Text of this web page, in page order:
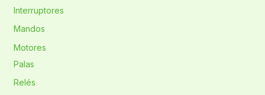
Interruptores
Mandos
Motores
Palas
Relés